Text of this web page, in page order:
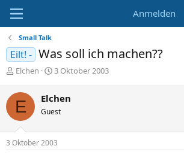
Anmelden
Small Talk
Eilt! - Was soll ich machen??
E
s
t
e
l
l
e
Elchen
E
t
e
l
t
3 Oktober 2003
E Elchen
Guest
3 Oktober 2003